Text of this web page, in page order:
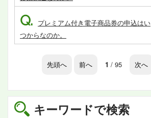
キーワードで検索
Q. プレミアム付き電子商品券の申込はい
つからなのか。
先頭へ 前へ 1 / 95 次へ